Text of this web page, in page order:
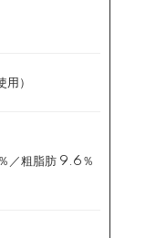
）
／粗脂肪 9.6％